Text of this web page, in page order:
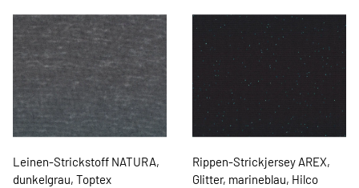
Leinen-Strickstoff NATURA,
dunkelgrau, Toptex
Rippen-Strickjersey AREX,
Glitter, marineblau, Hilco